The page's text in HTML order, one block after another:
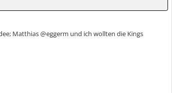
Matthias @eggerm und ich wollten die Kings